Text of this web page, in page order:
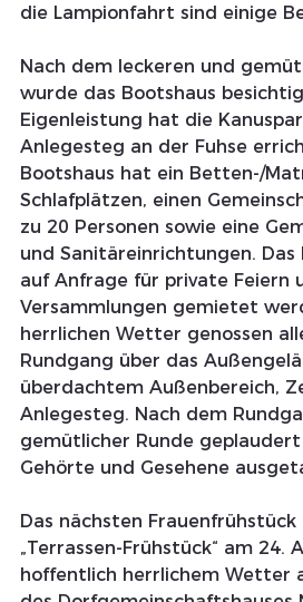
die Lampionfahrt sind einige
Nach dem leckeren und
wurde das Bootshaus
Eigenleistung hat die
Anlegesteg an der Fuhse
Bootshaus hat ein Betten-/
Schlafplätzen, einen
zu 20 Personen sowie eine
und Sanitäreinrichtungen. Das
auf Anfrage für private Feiern
Versammlungen gemietet
herrlichen Wetter genossen
Rundgang über das
überdachtem Außenbereich,
Anlegesteg. Nach dem
gemütlicher Runde
Gehörte und Gesehene
Das nächsten
„Terrassen-Frühstück“ am 24.
hoffentlich herrlichem Wetter